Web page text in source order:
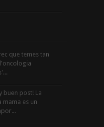
que temes tan
buen post! La
mama es un